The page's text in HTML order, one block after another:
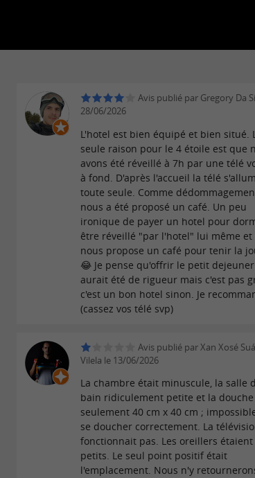
Avis publié par Gregory Da
28/06/2026
L'hotel est bien équipé et bien situé.
seule raison pour le 4 étoile est que
avons été réveillé à 7h par une télé
à fond. D'après l'accueil la télé
toute seule. Comme
nous a été proposé un café. Un peu
ironique de payer un hotel pour
être réveillé "par l'hotel" lui même et
nous propose un café pour tenir la
😂 Je pense qu'offrir le petit dejeuner
aurait été de rigueur mais c'est pas
c'est un bon hotel sinon. Je
(cassez vos télé svp)
Avis publié par Xan Xosé
Vilela le 13/06/2026
La chambre était minuscule, la salle
bain ridiculement petite et la douche
seulement 40 cm x 40 cm ;
se doucher correctement. La
fonctionnait pas. Les oreillers
petits. Le seul point positif était
l'emplacement. Nous n'y